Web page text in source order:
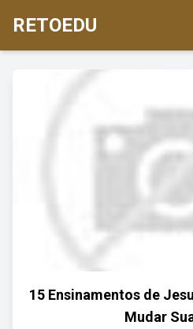
RETOEDU
15 Ensinamentos de
Mudar